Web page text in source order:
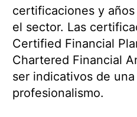
certificaciones y
el sector. Las
Certified Financial
Chartered Financial
ser indicativos de
profesionalismo.